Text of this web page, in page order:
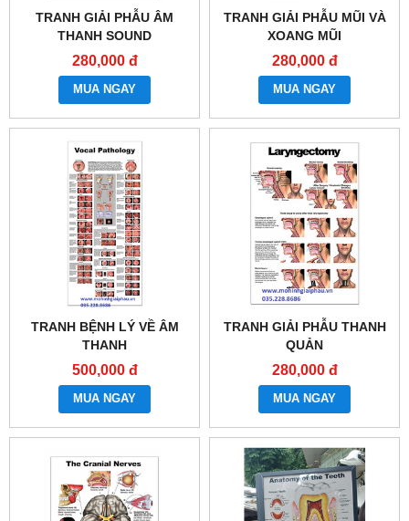
TRANH GIẢI PHẪU ÂM
THANH SOUND
PRODUCTION
280,000 đ
MUA NGAY
TRANH GIẢI PHẪU MŨI VÀ
XOANG MŨI
280,000 đ
MUA NGAY
TRANH BỆNH LÝ VỀ ÂM
THANH
500,000 đ
MUA NGAY
TRANH GIẢI PHẪU THANH
QUẢN
280,000 đ
MUA NGAY